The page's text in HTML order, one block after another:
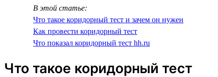
В этой статье:
Что такое коридорный тест и зачем он нужен
Как провести коридорный тест
Что показал коридорный тест hh.ru
Что такое коридорный тест